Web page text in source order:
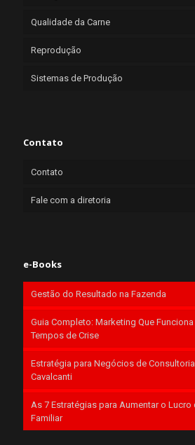
Qualidade da Carne
Reprodução
Sistemas de Produção
Contato
Contato
Fale com a diretoria
e-Books
Gestão do Resultado na Fazenda
Guia Completo: Marketing Que
Tempos de Crise
Estratégia para Negócios de
Cavalcanti
As 7 Estratégias para Aumentar o Lucro
Familiar